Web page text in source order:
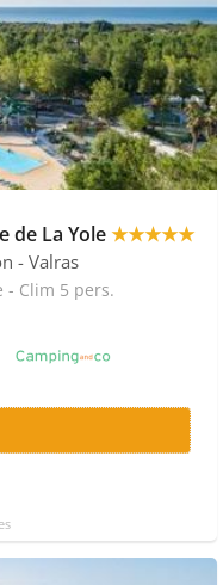
de La Yole★★★★★
- Valras
- Clim 5 pers.